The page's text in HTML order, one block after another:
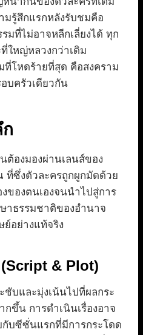
มรู้สึกแรกหลังรับชมคือ
มที่ไม่อาจหลีกเลี่ยงได้ ทุก
ใหญ่หลวงกว่าเดิม
ที่โหดร้ายที่สุด คือสงคราม
บครัวเดียวกัน
ต้องมองผ่านเลนส์ของ
ที่ซึ่งตัวละครถูกผูกมัดด้วย
ของตนเองจนนำไปสู่การ
าธรรมชาติของอำนาจ
อย่างแท้จริง
& Plot)
บและมุ่งเน้นไปที่ผลกระ
ขึ้น การดำเนินเรื่องอาจ
กับซีซั่นแรกที่มีการกระโดด